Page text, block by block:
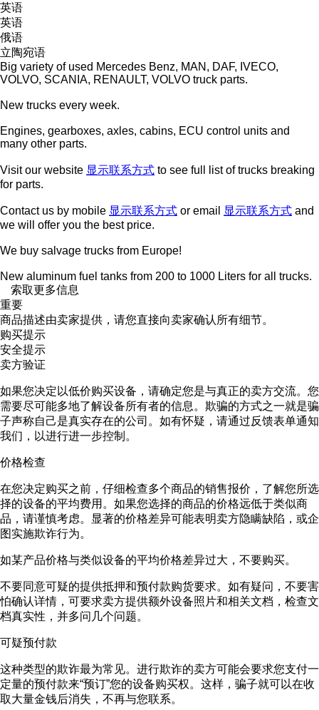
英语
英语
俄语
立陶宛语
Big variety of used Mercedes Benz, MAN, DAF, IVECO,
VOLVO, SCANIA, RENAULT, VOLVO truck parts.
New trucks every week.
Engines, gearboxes, axles, cabins, ECU control units and
many other parts.
Visit our website 显示联系方式 to see full list of trucks breaking
for parts.
Contact us by mobile 显示联系方式 or email 显示联系方式 and
we will offer you the best price.
We buy salvage trucks from Europe!
New aluminum fuel tanks from 200 to 1000 Liters for all trucks.
索取更多信息
重要
商品描述由卖家提供，请您直接向卖家确认所有细节。
购买提示
安全提示
卖方验证
如果您决定以低价购买设备，请确定您是与真正的卖方交流。您
需要尽可能多地了解设备所有者的信息。欺骗的方式之一就是骗
子声称自己是真实存在的公司。如有怀疑，请通过反馈表单通知
我们，以进行进一步控制。
价格检查
在您决定购买之前，仔细检查多个商品的销售报价，了解您所选
择的设备的平均费用。如果您选择的商品的价格远低于类似商
品，请谨慎考虑。显著的价格差异可能表明卖方隐瞒缺陷，或企
图实施欺诈行为。
如某产品价格与类似设备的平均价格差异过大，不要购买。
不要同意可疑的提供抵押和预付款购货要求。如有疑问，不要害
怕确认详情，可要求卖方提供额外设备照片和相关文档，检查文
档真实性，并多问几个问题。
可疑预付款
这种类型的欺诈最为常见。进行欺诈的卖方可能会要求您支付一
定量的预付款来“预订”您的设备购买权。这样，骗子就可以在收
取大量金钱后消失，不再与您联系。